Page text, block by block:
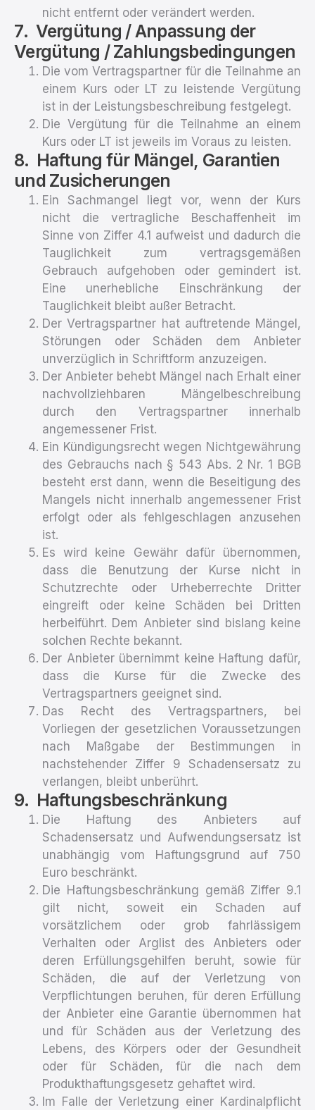
nicht entfernt oder verändert werden.
Vergütung / Anpassung der
Vergütung / Zahlungsbedingungen
Die vom Vertragspartner für die Teilnahme an
einem Kurs oder LT zu leistende Vergütung
ist in der Leistungsbeschreibung festgelegt.
Die Vergütung für die Teilnahme an einem
Kurs oder LT ist jeweils im Voraus zu leisten.
Haftung für Mängel, Garantien
und Zusicherungen
Ein Sachmangel liegt vor, wenn der Kurs
nicht die vertragliche Beschaffenheit im
Sinne von Ziffer 4.1 aufweist und dadurch die
Tauglichkeit zum vertragsgemäßen
Gebrauch aufgehoben oder gemindert ist.
Eine unerhebliche Einschränkung der
Tauglichkeit bleibt außer Betracht.
Der Vertragspartner hat auftretende Mängel,
Störungen oder Schäden dem Anbieter
unverzüglich in Schriftform anzuzeigen.
Der Anbieter behebt Mängel nach Erhalt einer
nachvollziehbaren Mängelbeschreibung
durch den Vertragspartner innerhalb
angemessener Frist.
Ein Kündigungsrecht wegen Nichtgewährung
des Gebrauchs nach § 543 Abs. 2 Nr. 1 BGB
besteht erst dann, wenn die Beseitigung des
Mangels nicht innerhalb angemessener Frist
erfolgt oder als fehlgeschlagen anzusehen
ist.
Es wird keine Gewähr dafür übernommen,
dass die Benutzung der Kurse nicht in
Schutzrechte oder Urheberrechte Dritter
eingreift oder keine Schäden bei Dritten
herbeiführt. Dem Anbieter sind bislang keine
solchen Rechte bekannt.
Der Anbieter übernimmt keine Haftung dafür,
dass die Kurse für die Zwecke des
Vertragspartners geeignet sind.
Das Recht des Vertragspartners, bei
Vorliegen der gesetzlichen Voraussetzungen
nach Maßgabe der Bestimmungen in
nachstehender Ziffer 9 Schadensersatz zu
verlangen, bleibt unberührt.
Haftungsbeschränkung
Die Haftung des Anbieters auf
Schadensersatz und Aufwendungsersatz ist
unabhängig vom Haftungsgrund auf 750
Euro beschränkt.
Die Haftungsbeschränkung gemäß Ziffer 9.1
gilt nicht, soweit ein Schaden auf
vorsätzlichem oder grob fahrlässigem
Verhalten oder Arglist des Anbieters oder
deren Erfüllungsgehilfen beruht, sowie für
Schäden, die auf der Verletzung von
Verpflichtungen beruhen, für deren Erfüllung
der Anbieter eine Garantie übernommen hat
und für Schäden aus der Verletzung des
Lebens, des Körpers oder der Gesundheit
oder für Schäden, für die nach dem
Produkthaftungsgesetz gehaftet wird.
Im Falle der Verletzung einer Kardinalpflicht